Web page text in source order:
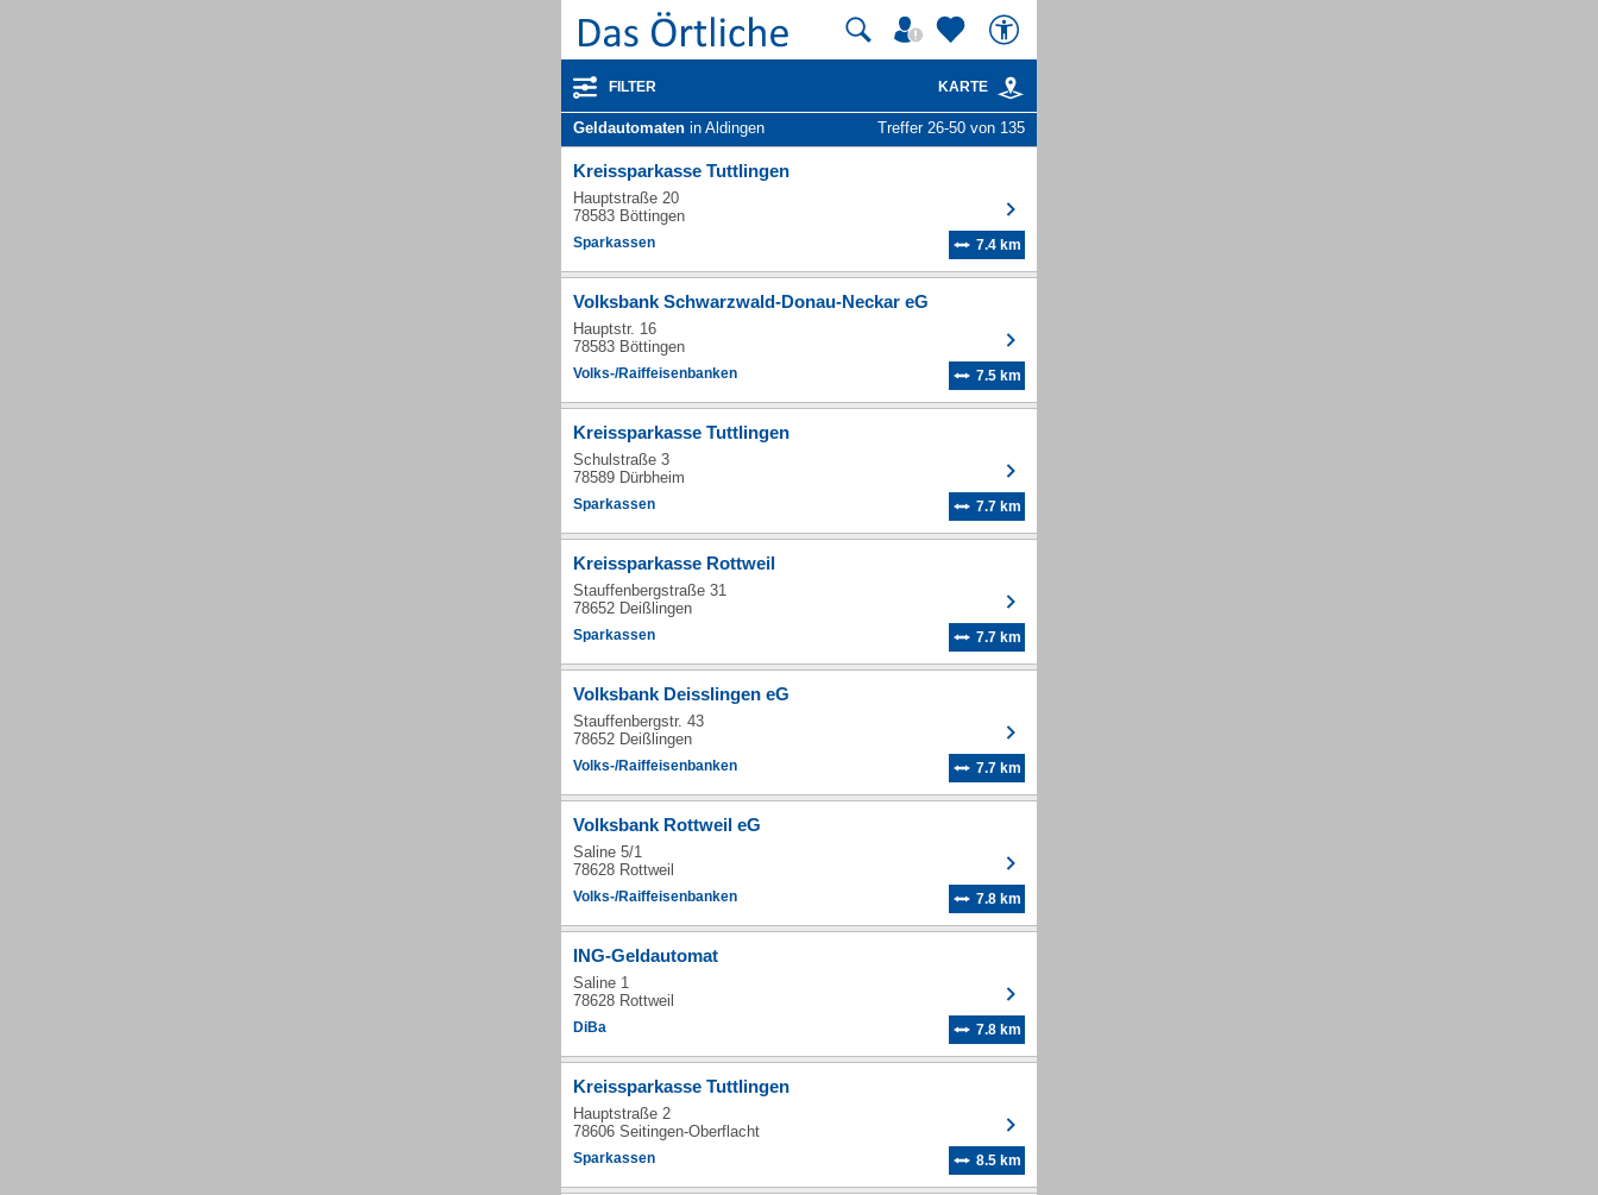
FILTER KARTE
Geldautomaten in Aldingen Treffer 26-50 von 135
Kreissparkasse Tuttlingen
Hauptstraße 20
78583 Böttingen
Sparkassen 7.4 km
Volksbank Schwarzwald-Donau-Neckar eG
Hauptstr. 16
78583 Böttingen
Volks-/Raiffeisenbanken 7.5 km
Kreissparkasse Tuttlingen
Schulstraße 3
78589 Dürbheim
Sparkassen 7.7 km
Kreissparkasse Rottweil
Stauffenbergstraße 31
78652 Deißlingen
Sparkassen 7.7 km
Volksbank Deisslingen eG
Stauffenbergstr. 43
78652 Deißlingen
Volks-/Raiffeisenbanken 7.7 km
Volksbank Rottweil eG
Saline 5/1
78628 Rottweil
Volks-/Raiffeisenbanken 7.8 km
ING-Geldautomat
Saline 1
78628 Rottweil
DiBa 7.8 km
Kreissparkasse Tuttlingen
Hauptstraße 2
78606 Seitingen-Oberflacht
Sparkassen 8.5 km